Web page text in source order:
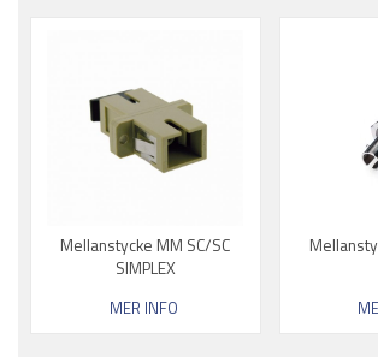
Mellanstycke MM SC/SC
SIMPLEX
MER INFO